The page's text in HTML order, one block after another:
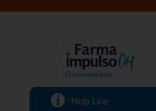
Help Line